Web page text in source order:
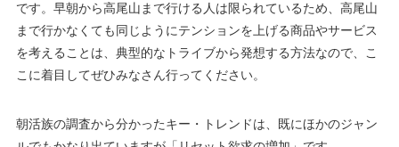
です。早朝から高尾山まで行ける人は限られているため、高尾山
まで行かなくても同じようにテンションを上げる商品やサービス
を考えることは、典型的なトライブから発想する方法なので、こ
こに着目してぜひみなさん行ってください。
朝活族の調査から分かったキー・トレンドは、既にほかのジャン